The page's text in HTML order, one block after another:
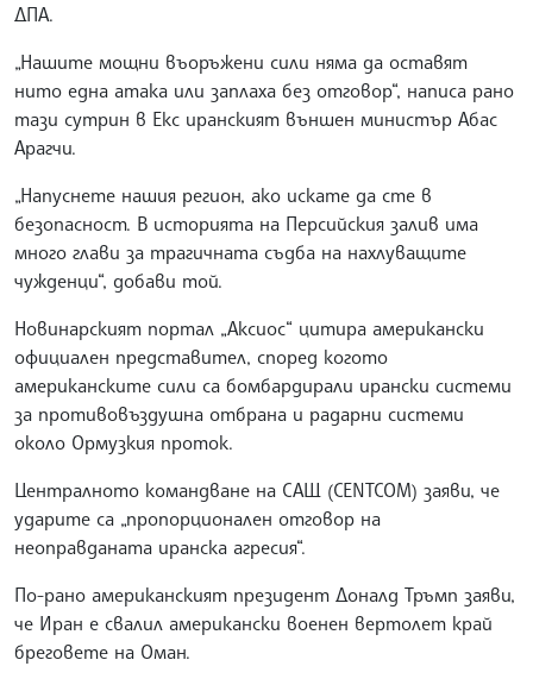
ДПА.
„Нашите мощни въоръжени сили няма да оставят
нито една атака или заплаха без отговор“, написа рано
тази сутрин в Екс иранският външен министър Абас
Арагчи.
„Напуснете нашия регион, ако искате да сте в
безопасност. В историята на Персийския залив има
много глави за трагичната съдба на нахлуващите
чужденци“, добави той.
Новинарският портал „Аксиос“ цитира американски
официален представител, според когото
американските сили са бомбардирали ирански системи
за противовъздушна отбрана и радарни системи
около Ормузкия проток.
Централното командване на САЩ (CENTCOM) заяви, че
ударите са „пропорционален отговор на
неоправданата иранска агресия“.
По-рано американският президент Доналд Тръмп заяви,
че Иран е свалил американски военен вертолет край
бреговете на Оман.